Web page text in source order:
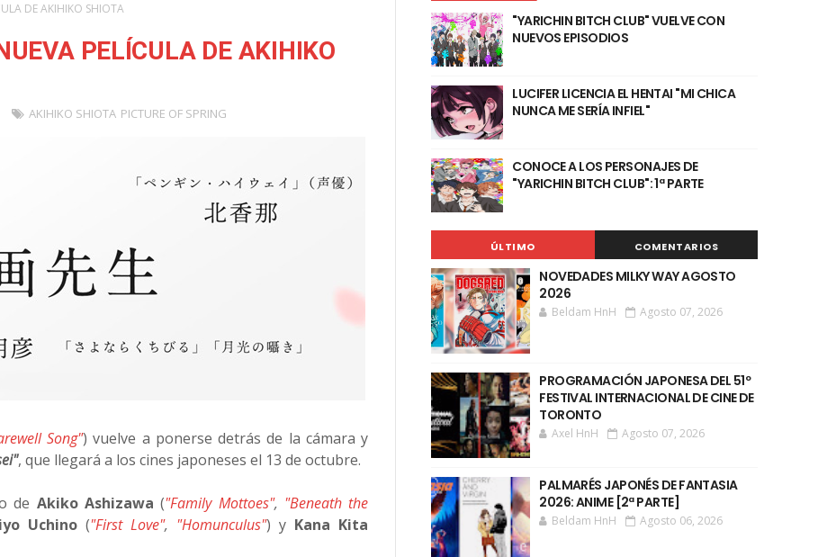
DE AKIHIKO SHIOTA
PELÍCULA DE AKIHIKO
AKIHIKO SHIOTA PICTURE OF SPRING
Song") vuelve a ponerse detrás de la cámara y
, que llegará a los cines japoneses el 13 de octubre.
de Akiko Ashizawa ("Family Mottoes", "Beneath the
Uchino ("First Love", "Homunculus") y Kana Kita
"YARICHIN BITCH CLUB" VUELVE CON
NUEVOS EPISODIOS
LUCIFER LICENCIA EL HENTAI "MI CHICA
NUNCA ME SERÍA INFIEL"
CONOCE A LOS PERSONAJES DE
"YARICHIN BITCH CLUB": 1ª PARTE
ÚLTIMO COMENTARIOS
NOVEDADES MILKY WAY AGOSTO
2026
Beldam HnH Agosto 07, 2026
PROGRAMACIÓN JAPONESA DEL 51º
FESTIVAL INTERNACIONAL DE CINE DE
TORONTO
Axel HnH Agosto 07, 2026
PALMARÉS JAPONÉS DE FANTASIA
2026: ANIME [2ª PARTE]
Beldam HnH Agosto 06, 2026